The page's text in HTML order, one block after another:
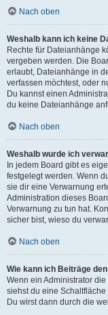
Nach oben
Weshalb kann ich keine
Rechte für Dateianhänge
vergeben werden. Die
erlaubt, Dateianhänge in
verfassen möchtest, oder
Du kannst einen
du keine Dateianhänge
Nach oben
Weshalb wurde ich
In jedem Board gibt es
festgelegt werden. Wenn
sie dir eine Verwarnung
Administration dieses
Verwarnung zu tun hat.
sicher bist, wieso du
Nach oben
Wie kann ich Beiträge
Wenn ein Administrator
siehst du eine
Du wirst dann durch die